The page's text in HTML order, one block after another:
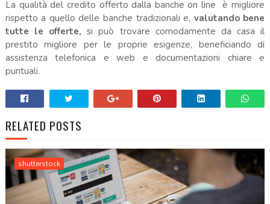
La qualità del credito offerto dalla banche on line è migliore
rispetto a quello delle banche tradizionali e, valutando bene
tutte le offerte,si può trovare comodamente da casa il
prestito migliore per le proprie esigenze, beneficiando di
assistenza telefonica e web e documentazioni chiare e
puntuali.
RELATED POSTS
shutterstock